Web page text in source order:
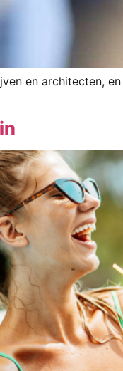
en architecten,